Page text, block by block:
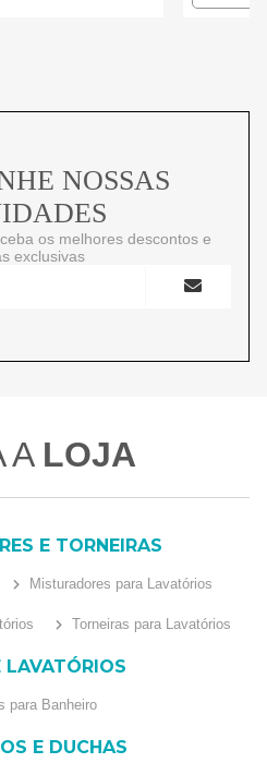
NOSSAS
os melhores descontos e
exclusivas
A LOJA
E TORNEIRAS
Misturadores para Lavatórios
Torneiras para Lavatórios
LAVATÓRIOS
para Banheiro
E DUCHAS